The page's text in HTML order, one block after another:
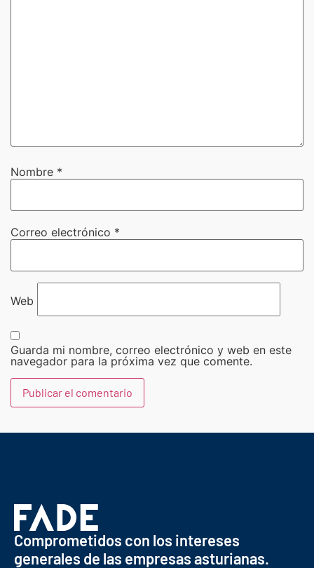
Nombre *
Correo electrónico *
Web
Guarda mi nombre, correo electrónico y web en este
navegador para la próxima vez que comente.
Comprometidos con los intereses
generales de las empresas asturianas.